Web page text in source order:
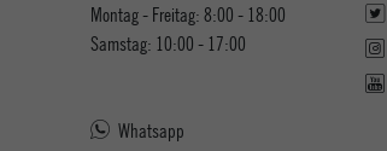
Montag - Freitag: 8:00 - 18:00
Samstag: 10:00 - 17:00
Whatsapp